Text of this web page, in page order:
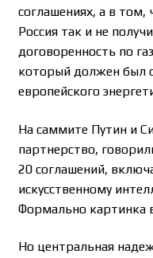
соглашениях, а в том,
Россия так и не
договоренность по
который должен был
европейского
На саммите Путин и
партнерство,
20 соглашений,
искусственному
Формально картинка
Но центральная